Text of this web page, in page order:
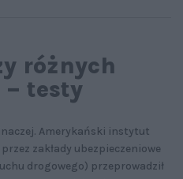
różnych
testy
Amerykański instytut
zakłady ubezpieczeniowe
drogowego) przeprowadził